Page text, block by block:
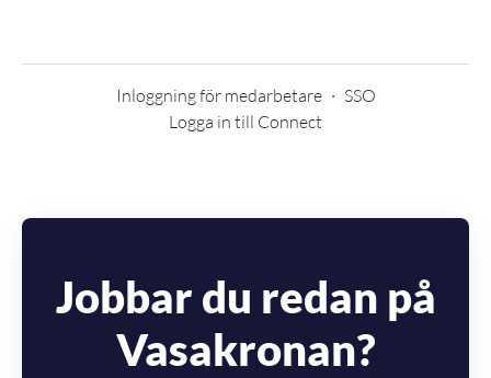
Inloggning för medarbetare · SSO
Logga in till Connect
Jobbar du redan på
Vasakronan?